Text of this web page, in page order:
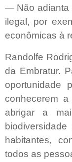
— Não adianta
ilegal, por
econômicas à
Randolfe
da Embratur.
oportunidade
conhecerem
abrigar a
habitantes,
todos as